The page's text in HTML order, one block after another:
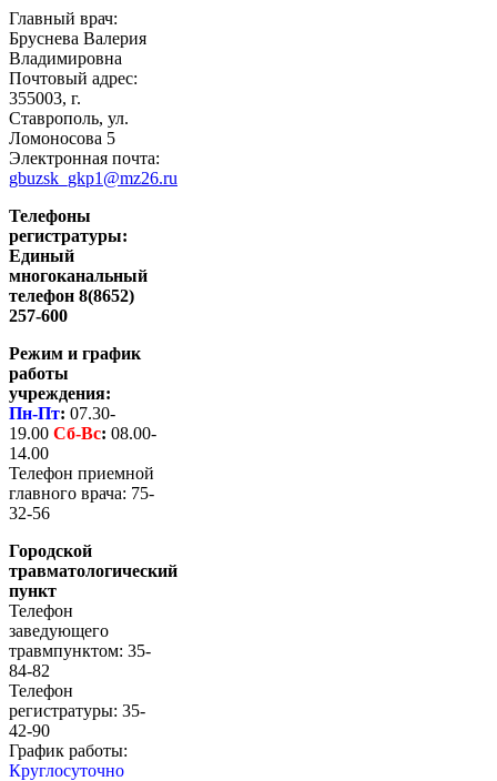
Главный врач:
Бруснева Валерия
Владимировна
Почтовый адрес:
355003, г.
Ставрополь, ул.
Ломоносова 5
Электронная почта:
gbuzsk_gkp1@mz26.ru
Телефоны
регистратуры:
Единый
многоканальный
телефон 8(8652)
257-600
Режим и график
работы
учреждения:
Пн-Пт: 07.30-
19.00 Сб-Вс: 08.00-
14.00
Телефон приемной
главного врача: 75-
32-56
Городской
травматологический
пункт
Телефон
заведующего
травмпунктом: 35-
84-82
Телефон
регистратуры: 35-
42-90
График работы:
Круглосуточно